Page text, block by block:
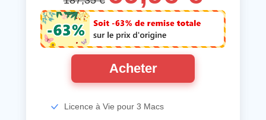
Acheter
Licence à Vie pour 3 Macs